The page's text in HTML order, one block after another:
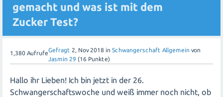
gemacht und was ist mit dem
Zucker Test?
1,380 AufrufeGefragt 2, Nov 2018 in Schwangerschaft Allgemein von
Jasmin 29 (16 Punkte)
Hallo ihr Lieben! Ich bin jetzt in der 26.
Schwangerschaftswoche und weiß immer noch nicht, ob